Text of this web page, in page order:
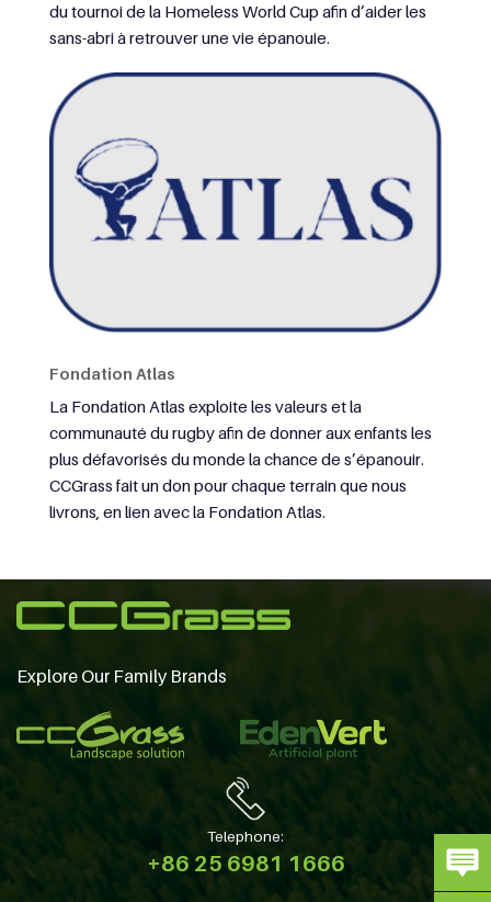
du tournoi de la Homeless World Cup afin d’aider les
sans-abri à retrouver une vie épanouie.
Fondation Atlas
La Fondation Atlas exploite les valeurs et la
communauté du rugby afin de donner aux enfants les
plus défavorisés du monde la chance de s’épanouir.
CCGrass fait un don pour chaque terrain que nous
livrons, en lien avec la Fondation Atlas.
Explore Our Family Brands
Telephone:
+86 25 6981 1666